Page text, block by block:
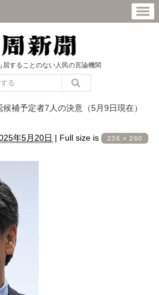
屈することのない人民の言論機関
補予定者7人の決意（5月9日現在）
年5月20日 | Full size is 236 × 260